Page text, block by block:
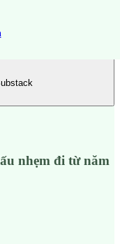
nhẹm đi từ năm